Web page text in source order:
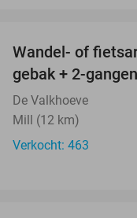
Wandel- of
gebak + 2-
De Valkhoeve
Mill (12 km)
Verkocht: 463